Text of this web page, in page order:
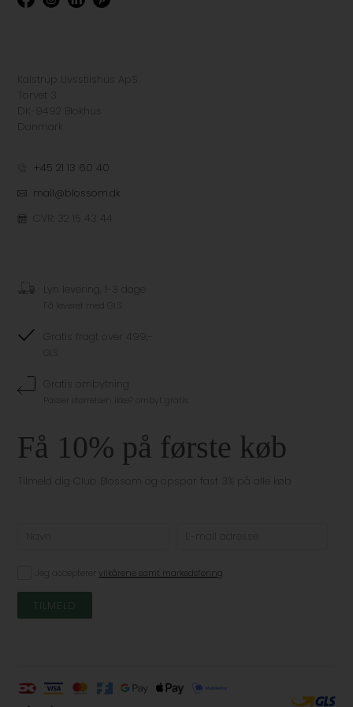
Kalstrup Livsstilshus ApS
Torvet 3
DK-9492 Blokhus
Danmark
+45 21 13 60 40
mail@blossom.dk
CVR: 32 15 43 44
Lyn levering, 1-3 dage
Få leveret med GLS
Gratis fragt over 499,-
Gratis ombytning
Passer størrelsen ikke? ombyt gratis
Få 10% på første køb
Tilmeld dig Club Blossom og opspar fast 3% på alle køb
Jeg accepterervilkårene samt markedsføring